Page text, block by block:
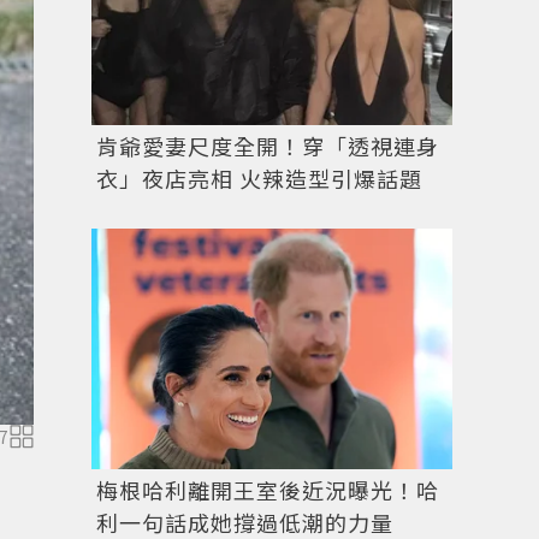
7
肯爺愛妻尺度全開！穿「透視連身
衣」夜店亮相 火辣造型引爆話題
梅根哈利離開王室後近況曝光！哈
利一句話成她撐過低潮的力量